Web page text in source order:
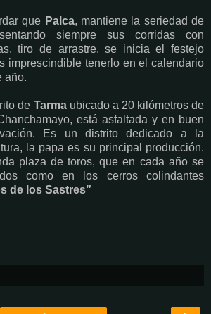
que Palca, mantiene la seriedad de
siempre sus corridas con
tiro de arrastre, se inicia el festejo
imprescindible tenerlo en el calendario
año.
de Tarmaubicado a 20 kilómetros de
está asfaltada y en buen
Es un distrito dedicado a la
la papa es su principal producción.
plaza de toros, que en cada año se
como en los cerros colindantes
de los Sastres”